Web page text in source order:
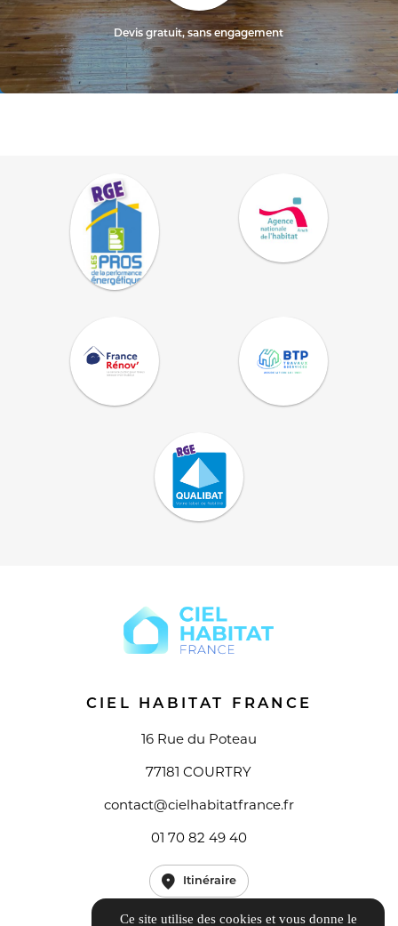
Devis gratuit, sans engagement
CIEL HABITAT FRANCE
16 Rue du Poteau
77181 COURTRY
contact@cielhabitatfrance.fr
01 70 82 49 40
Itinéraire
Guide local
Ce site utilise des cookies et vous donne le